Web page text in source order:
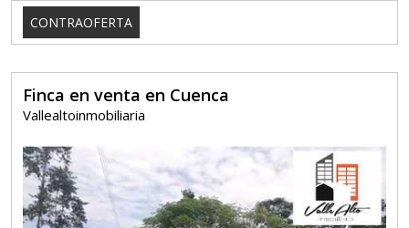
CONTRAOFERTA
Finca en venta en Cuenca
Vallealtoinmobiliaria